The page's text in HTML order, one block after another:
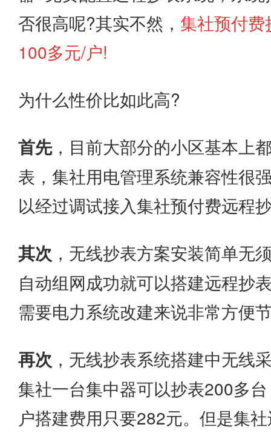
否很高呢?其实不然， 集社预付
100多元/户!
为什么性价比如此高?
首先，目前大部分的小区基本上
表，集社用电管理系统兼容性很
以经过调试接入集社预付费远程
其次 ，无线抄表方案安装简单无
自动组网成功就可以搭建远程抄
需要电力系统改建来说非常方便
再次 ，无线抄表系统搭建中无线
集社一台集中器可以抄表200多
户搭建费用只要282元。但是集